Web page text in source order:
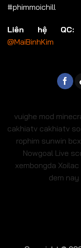
#phimmoichill
Liên hệ QC:
@MaiBinhKim
vuighe mod
cakhiatv cakhiatv
rophim sunwin
Nowgoal Live
xembongda Xoilac
dem nay